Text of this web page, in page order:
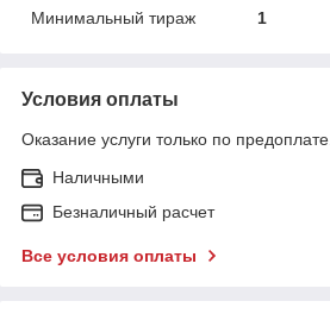
Минимальный тираж
1
Условия оплаты
Оказание услуги только по предоплате.
Наличными
Безналичный расчет
Все условия оплаты